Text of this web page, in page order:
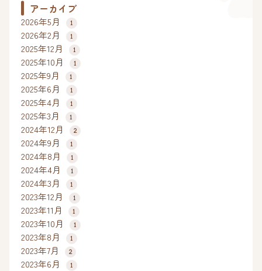
アーカイブ
2026年5月 1
2026年2月 1
2025年12月 1
2025年10月 1
2025年9月 1
2025年6月 1
2025年4月 1
2025年3月 1
2024年12月 2
2024年9月 1
2024年8月 1
2024年4月 1
2024年3月 1
2023年12月 1
2023年11月 1
2023年10月 1
2023年8月 1
2023年7月 2
2023年6月 1